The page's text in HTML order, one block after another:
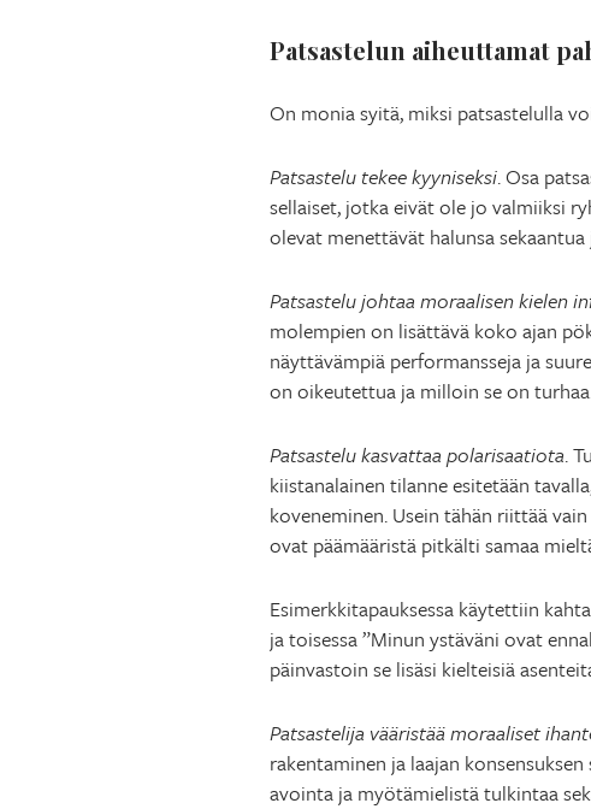
Patsastelun aiheuttamat
On monia syitä, miksi patsastelulla
Patsastelu tekee kyyniseksi. Osa
sellaiset, jotka eivät ole jo valmiiksi
olevat menettävät halunsa
Patsastelu johtaa moraalisen kielen
molempien on lisättävä koko ajan
näyttävämpiä performansseja ja
on oikeutettua ja milloin se on
Patsastelu kasvattaa polarisaatiota.
kiistanalainen tilanne esitetään
koveneminen. Usein tähän riittää
ovat päämääristä pitkälti samaa
Esimerkkitapauksessa käytettiin
ja toisessa ”Minun ystäväni ovat
päinvastoin se lisäsi kielteisiä
Patsastelija vääristää moraaliset
rakentaminen ja laajan
avointa ja myötämielistä tulkintaa